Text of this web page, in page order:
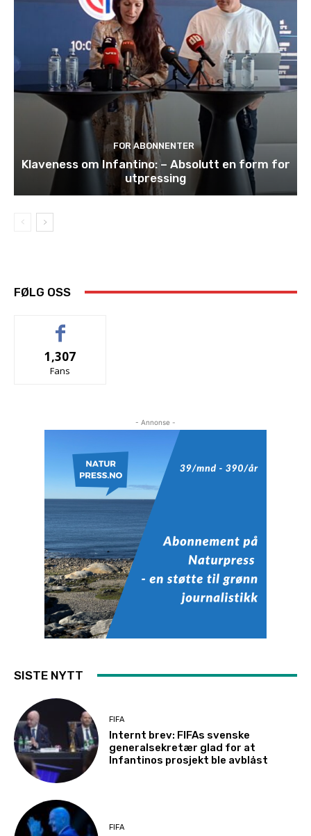
FOR ABONNENTER
Klaveness om Infantino: – Absolutt en form for
utpressing
FØLG OSS
1,307
Fans
- Annonse -
SISTE NYTT
FIFA
Internt brev: FIFAs svenske
generalsekretær glad for at
Infantinos prosjekt ble avblåst
FIFA